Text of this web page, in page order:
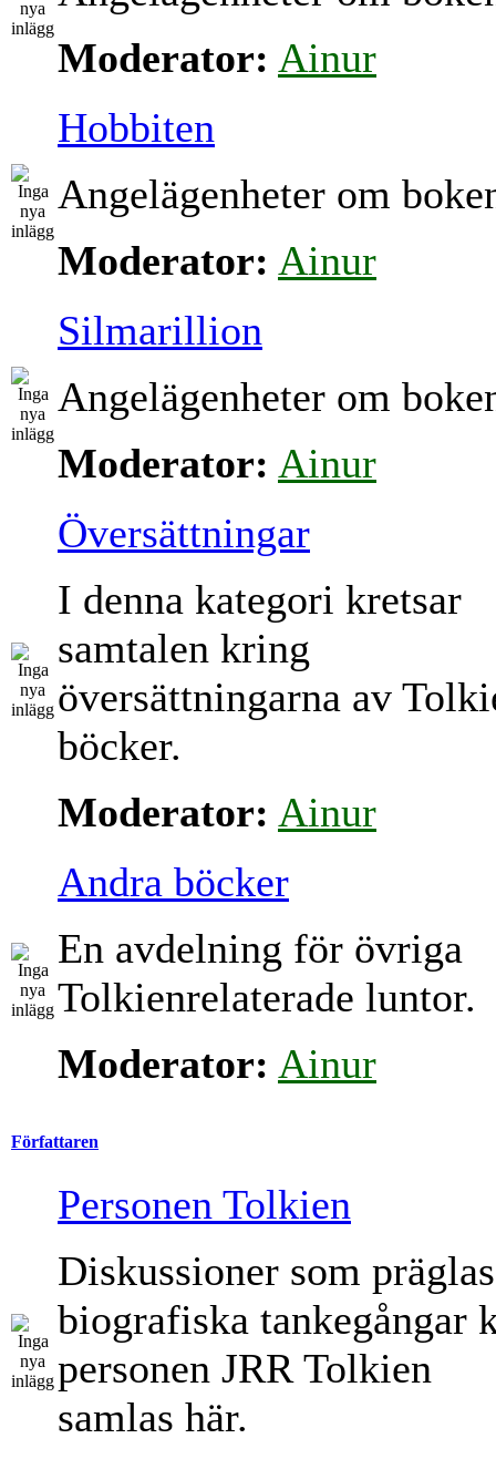
Moderator: Ainur
Hobbiten
Angelägenheter om
Moderator: Ainur
Silmarillion
Angelägenheter om
Moderator: Ainur
Översättningar
I denna kategori kretsar
samtalen kring
översättningarna av
böcker.
Moderator: Ainur
Andra böcker
En avdelning för övriga
Tolkienrelaterade luntor.
Moderator: Ainur
Författaren
Personen Tolkien
Diskussioner som
biografiska tankegångar
personen JRR Tolkien
samlas här.